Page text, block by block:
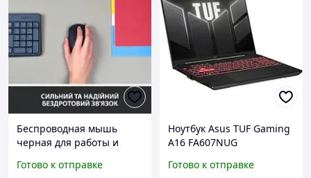
Беспроводная мышь
черная для работы и
длительным временем
Готово к отправке
Ноутбук Asus TUF Gaming
A16 FA607NUG
Готово к отправке